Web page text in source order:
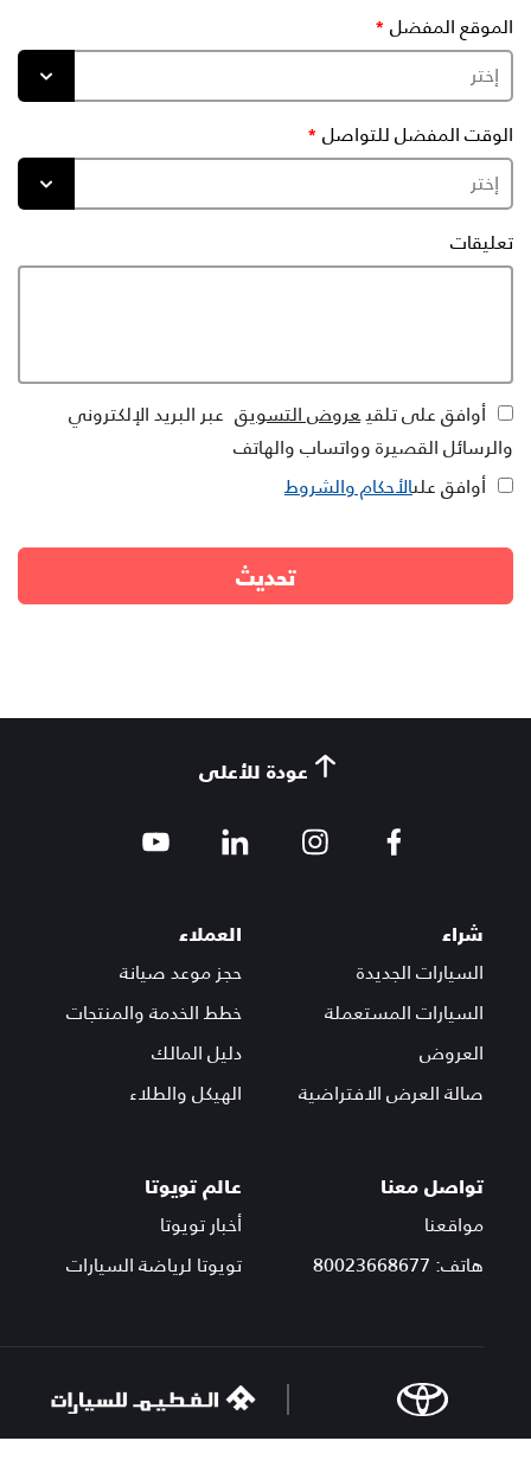
الموقع المفضل
الوقت المفضل للتواصل
تعليقات
أوافق على تلقي عروض التسويق عبر البريد الإلكتروني
والرسائل القصيرة وواتساب والهاتف
أوافق علىالأحكام والشروط
عودة للأعلى
شراء
السيارات الجديدة
السيارات المستعملة
العروض
صالة العرض الافتراضية
العملاء
حجز موعد صيانة
خطط الخدمة والمنتجات
دليل المالك
الهيكل والطلاء
تواصل معنا
مواقعنا
هاتف: 80023668677
عالم تويوتا
أخبار تويوتا
تويوتا لرياضة السيارات